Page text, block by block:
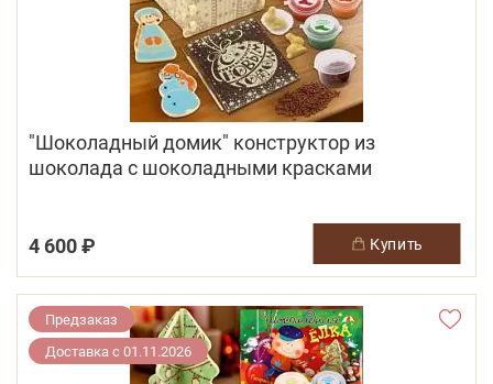
"Шоколадный домик" конструктор из
шоколада с шоколадными красками
4 600 ₽ купить
Предзаказ
Доставка с 01.11.2026